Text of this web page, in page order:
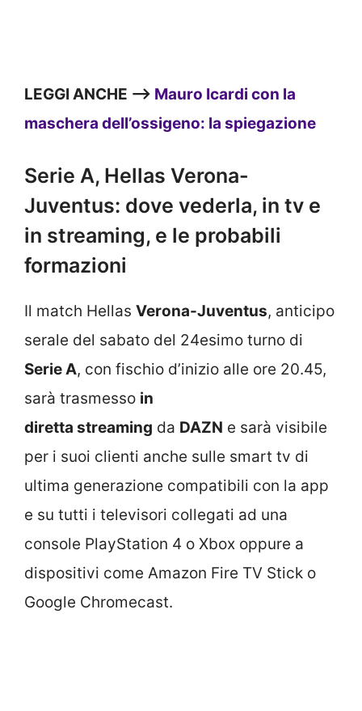
LEGGI ANCHE –> Mauro Icardi con la
maschera dell’ossigeno: la spiegazione
Serie A, Hellas Verona-
Juventus: dove vederla, in tv e
in streaming, e le probabili
formazioni
Il match Hellas Verona-Juventus, anticipo
serale del sabato del 24esimo turno di
Serie A, con fischio d’inizio alle ore 20.45,
sarà trasmesso in
diretta streaming da DAZN e sarà visibile
per i suoi clienti anche sulle smart tv di
ultima generazione compatibili con la app
e su tutti i televisori collegati ad una
console PlayStation 4 o Xbox oppure a
dispositivi come Amazon Fire TV Stick o
Google Chromecast.